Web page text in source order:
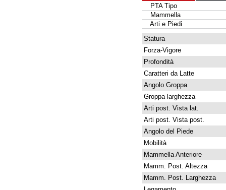
PTA Tipo
Mammella
Arti e Piedi
Statura
Forza-Vigore
Profondità
Caratteri da Latte
Angolo Groppa
Groppa larghezza
Arti post. Vista lat.
Arti post. Vista post.
Angolo del Piede
Mobilità
Mammella Anteriore
Mamm. Post. Altezza
Mamm. Post. Larghezza